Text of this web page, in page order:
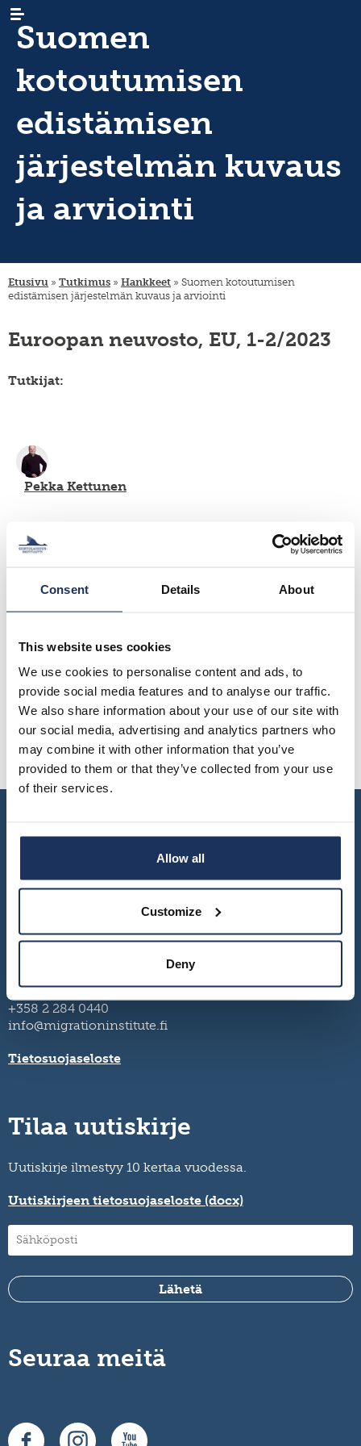
Consent Details About
This website uses cookies
We use cookies to personalise content and ads, to
provide social media features and to analyse our traffic.
We also share information about your use of our site with
our social media, advertising and analytics partners who
may combine it with other information that you’ve
provided to them or that they’ve collected from your use
of their services.
Allow all
Customize
Deny
AJANKOHTAISTA
uutiset
tapahtumat
uutiskirjeet
TUTKIMUS
maastamuutto
maahanmuutto
muutto
hankkeet
ARKISTO
sukututkimus
/
hankkeet
keruut
JULKAISUT
tervetuloa,
tervemenoa
-
podcast
research
siirtolaisuusinstituutin
kiertävä
meillä
INSTITUUTTI
organisaatio
strategia
henkilöstö
meille
töihin
EN
Suomen
kotoutumisen
edistämisen
järjestelmän kuvaus
ja arviointi
Etusivu » Tutkimus » Hankkeet » Suomen kotoutumisen
edistämisen järjestelmän kuvaus ja arviointi
Euroopan neuvosto, EU, 1-2/2023
Tutkijat:
Pekka Kettunen
Euroopan Neuvosto (Council of Europe) on
käynnistänyt hankkeen yhdessä EU:n kanssa: Building
Tähän liittyen Pekka Kettunen kokoaa perustiedot
Suomen kotoutumisen edistämisen järjestelmästä,
toimijoista ja järjestelmää koskevasta tutkimustiedosta.
Suomen osuuteen liittyy erillinen selvitys hyvien
väestösuhteiden politiikasta ja toteutuksesta.
Hankkeen sivu
Yhteystiedot ja aukioloajat
+358 2 284 0440
info@migrationinstitute.fi
Tietosuojaseloste
Tilaa uutiskirje
Uutiskirje ilmestyy 10 kertaa vuodessa.
Uutiskirjeen tietosuojaseloste (docx)
Seuraa meitä